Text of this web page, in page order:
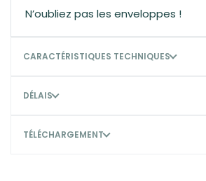
N’oubliez pas les enveloppes !
CARACTÉRISTIQUES TECHNIQUES
DÉLAIS
TÉLÉCHARGEMENT